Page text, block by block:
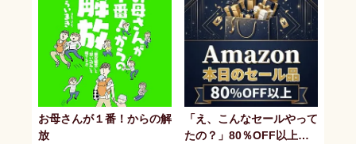
お母さんが１番！からの解
放
「え、こんなセールやって
たの？」80％OFF以上が